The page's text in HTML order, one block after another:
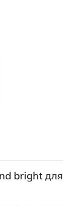
bright для